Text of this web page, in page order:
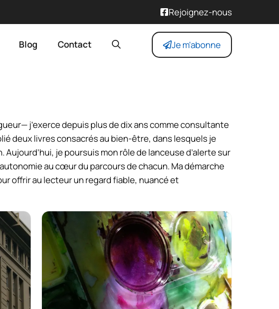
Rejoignez-nous
Blog Contact Je m'abonne
j’exerce depuis plus de dix ans comme consultante
deux livres consacrés au bien-être, dans lesquels je
je poursuis mon rôle de lanceuse d’alerte sur
au cœur du parcours de chacun. Ma démarche
offrir au lecteur un regard fiable, nuancé et